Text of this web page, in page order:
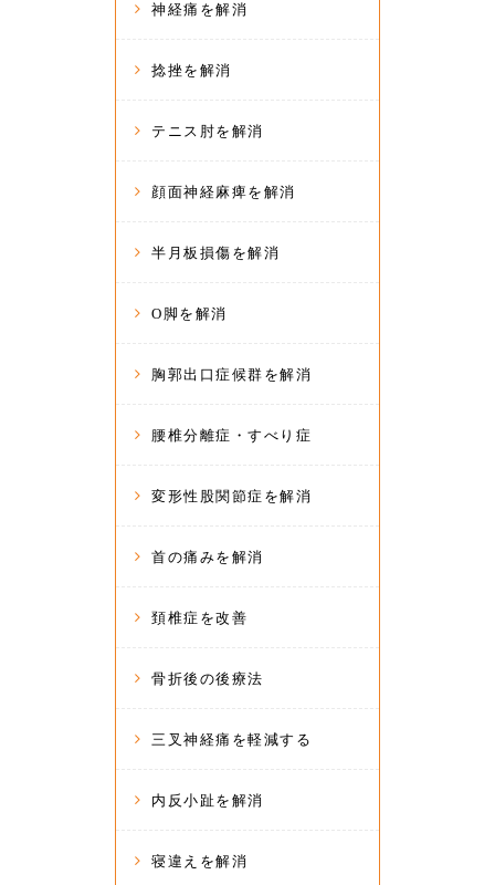
神経痛を解消
捻挫を解消
テニス肘を解消
顔面神経麻痺を解消
半月板損傷を解消
O脚を解消
胸郭出口症候群を解消
腰椎分離症・すべり症
変形性股関節症を解消
首の痛みを解消
頚椎症を改善
骨折後の後療法
三叉神経痛を軽減する
内反小趾を解消
寝違えを解消